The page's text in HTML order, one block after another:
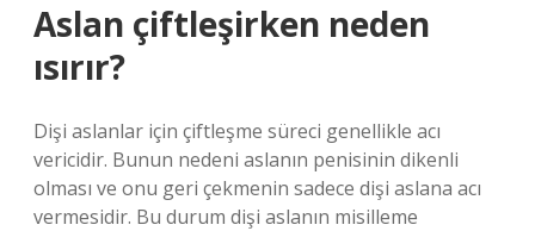
Aslan çiftleşirken neden
ısırır?
Dişi aslanlar için çiftleşme süreci genellikle acı
vericidir. Bunun nedeni aslanın penisinin dikenli
olması ve onu geri çekmenin sadece dişi aslana acı
vermesidir. Bu durum dişi aslanın misilleme